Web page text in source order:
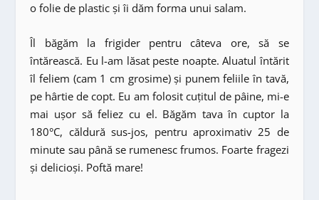
o folie de plastic și îi dăm forma unui salam.
Îl băgăm la frigider pentru câteva ore, să se
întărească. Eu l-am lăsat peste noapte. Aluatul întărit
îl feliem (cam 1 cm grosime) și punem feliile în tavă,
pe hârtie de copt. Eu am folosit cuțitul de pâine, mi-e
mai ușor să feliez cu el. Băgăm tava în cuptor la
180°C, căldură sus-jos, pentru aproximativ 25 de
minute sau până se rumenesc frumos. Foarte fragezi
și delicioși. Poftă mare!